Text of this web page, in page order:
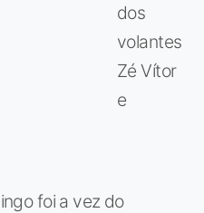
dos
volantes
Zé Vítor
e
foi a vez do